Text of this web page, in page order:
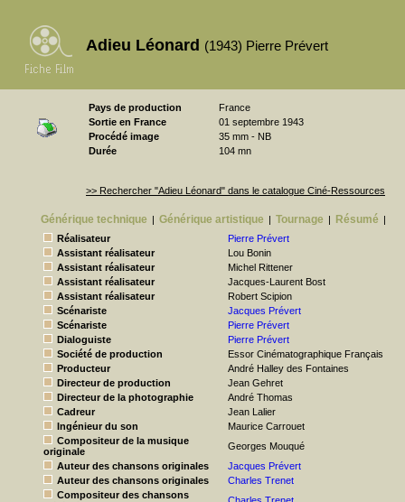
Adieu Léonard (1943) Pierre Prévert
Pays de production
France
Sortie en France
01 septembre 1943
Procédé image
35 mm - NB
Durée
104 mn
>> Rechercher "Adieu Léonard" dans le catalogue Ciné-Ressources
Générique technique | Générique artistique | Tournage | Résumé |
Réalisateur
Pierre Prévert
Assistant réalisateur
Lou Bonin
Assistant réalisateur
Michel Rittener
Assistant réalisateur
Jacques-Laurent Bost
Assistant réalisateur
Robert Scipion
Scénariste
Jacques Prévert
Scénariste
Pierre Prévert
Dialoguiste
Pierre Prévert
Société de production
Essor Cinématographique Français
Producteur
André Halley des Fontaines
Directeur de production
Jean Gehret
Directeur de la photographie
André Thomas
Cadreur
Jean Lalier
Ingénieur du son
Maurice Carrouet
Compositeur de la musique
originale
Georges Mouqué
Auteur des chansons originales
Jacques Prévert
Auteur des chansons originales
Charles Trenet
Compositeur des chansons